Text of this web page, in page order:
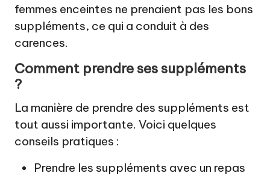
femmes enceintes ne prenaient pas les bons
suppléments, ce qui a conduit à des
carences.
Comment prendre ses suppléments
?
La manière de prendre des suppléments est
tout aussi importante. Voici quelques
conseils pratiques :
Prendre les suppléments avec un repas